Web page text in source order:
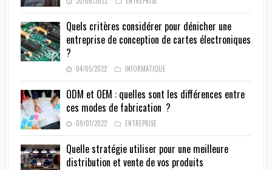
Quels critères considérer pour dénicher une
entreprise de conception de cartes électroniques
?
04/05/2022 INFORMATIQUE
ODM et OEM : quelles sont les différences entre
ces modes de fabrication ?
09/01/2022 ENTREPRISE
Quelle stratégie utiliser pour une meilleure
distribution et vente de vos produits